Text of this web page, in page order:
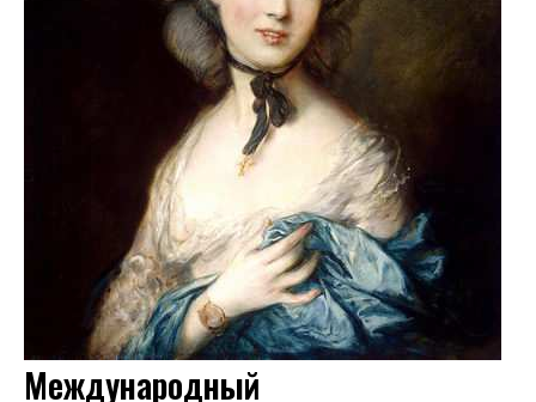
Международный